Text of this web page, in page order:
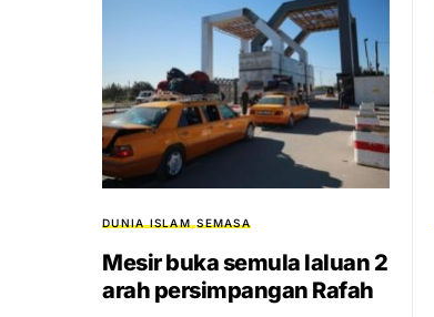
DUNIA ISLAM SEMASA
Mesir buka semula laluan 2
arah persimpangan Rafah